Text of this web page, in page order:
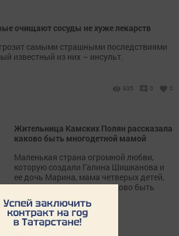
очищают сосуды не хуже лекарств
самыми страшными последствиями
известный из них – инсульт.
935 0 0
Жительница Камских Полян рассказала
каково быть многодетной мамой
Маленькая страна огромной любви,
которую создали Галина Шишканова и
ее дочь Марина, мама четверых детей,
поведавшая нам о том, каково быть
многодетной мамой.